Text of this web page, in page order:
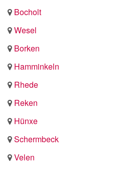
Bocholt
Wesel
Borken
Hamminkeln
Rhede
Reken
Hünxe
Schermbeck
Velen